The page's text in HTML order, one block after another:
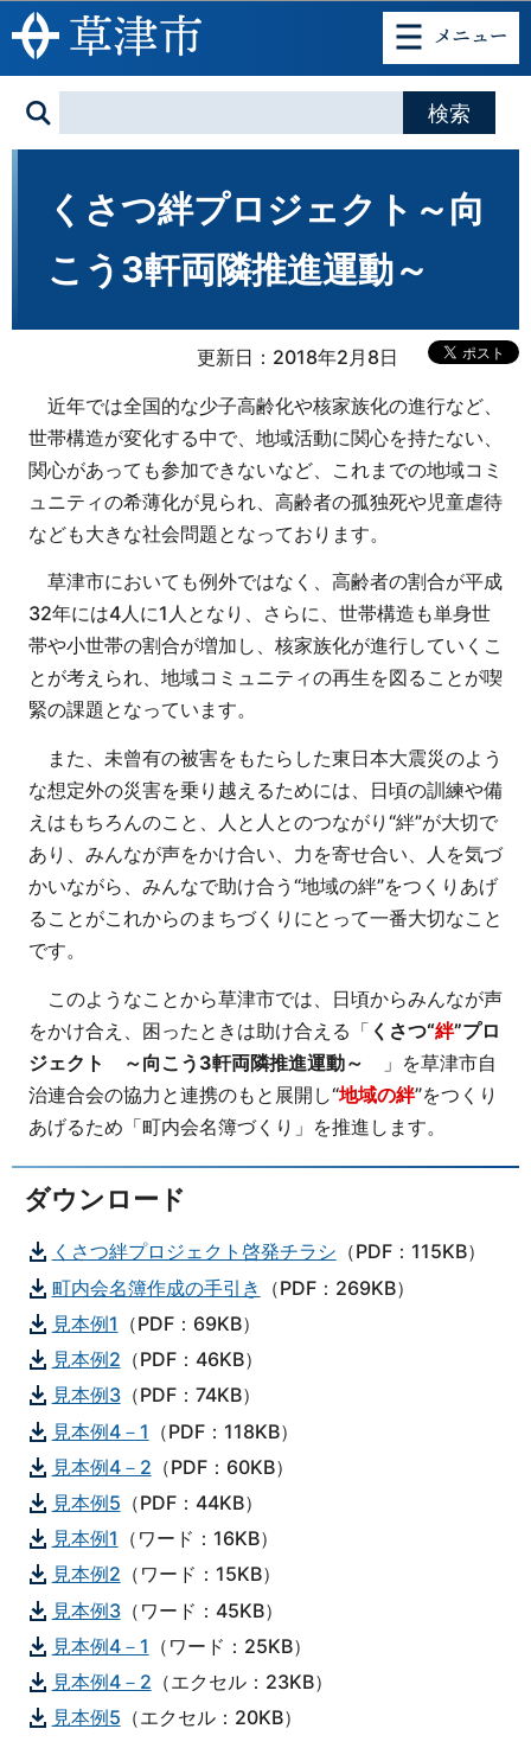
このページの本文へ移動
くさつ絆プロジェクト～向
こう3軒両隣推進運動～
更新日：2018年2月8日
近年では全国的な少子高齢化や核家族化の進行など、
世帯構造が変化する中で、地域活動に関心を持たない、
関心があっても参加できないなど、これまでの地域コミ
ュニティの希薄化が見られ、高齢者の孤独死や児童虐待
なども大きな社会問題となっております。
草津市においても例外ではなく、高齢者の割合が平成
32年には4人に1人となり、さらに、世帯構造も単身世
帯や小世帯の割合が増加し、核家族化が進行していくこ
とが考えられ、地域コミュニティの再生を図ることが喫
緊の課題となっています。
また、未曾有の被害をもたらした東日本大震災のよう
な想定外の災害を乗り越えるためには、日頃の訓練や備
えはもちろんのこと、人と人とのつながり“絆”が大切で
あり、みんなが声をかけ合い、力を寄せ合い、人を気づ
かいながら、みんなで助け合う“地域の絆”をつくりあげ
ることがこれからのまちづくりにとって一番大切なこと
です。
このようなことから草津市では、日頃からみんなが声
をかけ合え、困ったときは助け合える「 くさつ“絆”プロ
ジェクト ～向こう3軒両隣推進運動～ 」を草津市自
治連合会の協力と連携のもと展開し“地域の絆”をつくり
あげるため「町内会名簿づくり」を推進します。
ダウンロード
くさつ絆プロジェクト啓発チラシ （PDF：115KB）
町内会名簿作成の手引き
（PDF：269KB）
見本例1 （PDF：69KB）
見本例2 （PDF：46KB）
見本例3（PDF：74KB）
見本例4－1 （PDF：118KB）
見本例4－2 （PDF：60KB）
見本例5 （PDF：44KB）
見本例1 （ワード：16KB）
見本例2 （ワード：15KB）
見本例3（ワード：45KB）
見本例4－1 （ワード：25KB）
見本例4－2 （エクセル：23KB）
見本例5 （エクセル：20KB）